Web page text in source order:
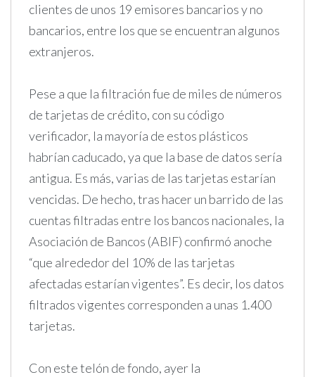
clientes de unos 19 emisores bancarios y no
bancarios, entre los que se encuentran algunos
extranjeros.
Pese a que la filtración fue de miles de números
de tarjetas de crédito, con su código
verificador, la mayoría de estos plásticos
habrían caducado, ya que la base de datos sería
antigua. Es más, varias de las tarjetas estarían
vencidas. De hecho, tras hacer un barrido de las
cuentas filtradas entre los bancos nacionales, la
Asociación de Bancos (ABIF) confirmó anoche
“que alrededor del 10% de las tarjetas
afectadas estarían vigentes”. Es decir, los datos
filtrados vigentes corresponden a unas 1.400
tarjetas.
Con este telón de fondo, ayer la